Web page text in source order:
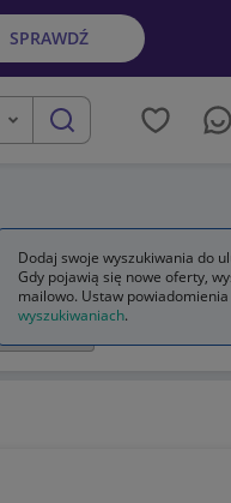
SPRAWDŹ
szukaj
Dodaj swoje wyszukiwania do
Gdy pojawią się nowe oferty,
mailowo. Ustaw
wyszukiwaniach.